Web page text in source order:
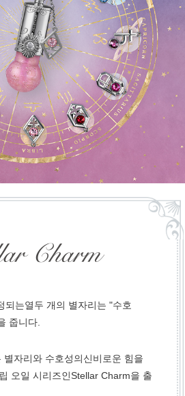
되는열두 개의 별자리는 "수호
줍니다.
별자리와 수호성의신비로운 힘을
오일 시리즈인Stellar Charm을 출